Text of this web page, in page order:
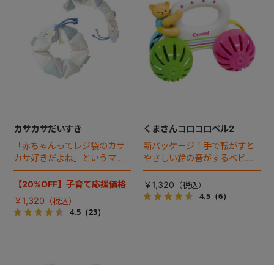
カサカサだいすき
「赤ちゃんってレジ袋のカサ
カサ好きだよね」というママ
の声から生まれた、動かすた
びにカサカサ音や鈴のリンリ
【20%OFF】子育て応援価格
￥1,320
4.5（23）
くまさんコロコロベル2
新パッケージ！手で転がすと
やさしい鈴の音がするベビー
トイ。
￥1,320
4.5（6）